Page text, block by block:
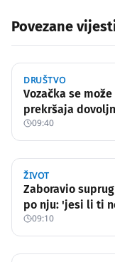
Povezane
DRUŠTVO
Vozačka se
prekršaja
09:40
ŽIVOT
Zaboravio
po nju: 'jesi li ti
09:10